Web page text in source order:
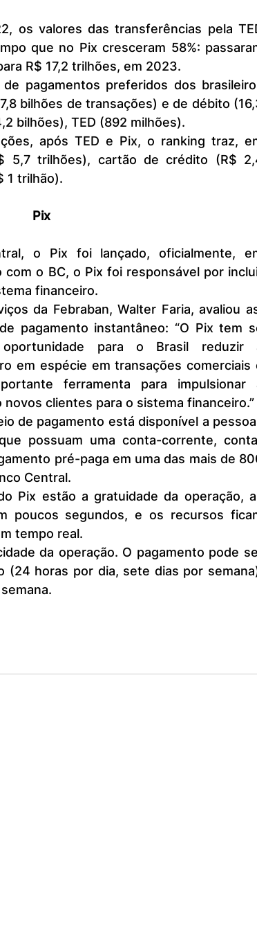
que no Pix cresceram 58%:
R$ 17,2 trilhões, em 2023.
bilhões de transações) e de débito
bilhões), TED (892 milhões).
após TED e Pix, o ranking traz,
5,7 trilhões), cartão de crédito (R$
1 trilhão).
Pix
o BC, o Pix foi responsável por
financeiro.
pagamento instantâneo: “O Pix tem
para o Brasil reduzir
em espécie em transações comerciais
ferramenta para impulsionar
clientes para o sistema financeiro.”
possuam uma conta-corrente,
pré-paga em uma das mais de
Central.
poucos segundos, e os recursos
tempo real.
(24 horas por dia, sete dias por